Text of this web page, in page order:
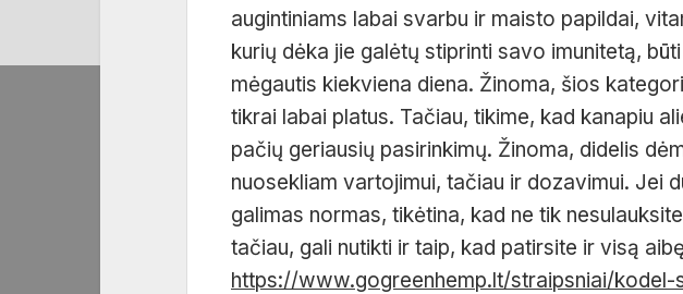
augintiniams labai svarbu ir maisto papildai,
kurių dėka jie galėtų stiprinti savo imunitetą,
mėgautis kiekviena diena. Žinoma, šios
tikrai labai platus. Tačiau, tikime, kad kanapiu
pačių geriausių pasirinkimų. Žinoma, didelis
nuosekliam vartojimui, tačiau ir dozavimui. Jei
galimas normas, tikėtina, kad ne tik
tačiau, gali nutikti ir taip, kad patirsite ir visą
https://www.gogreenhemp.lt/straipsniai/